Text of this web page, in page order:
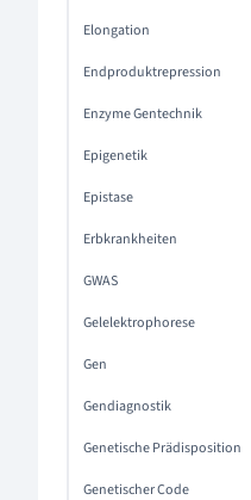
Elongation
Endproduktrepression
Enzyme Gentechnik
Epigenetik
Epistase
Erbkrankheiten
GWAS
Gelelektrophorese
Gen
Gendiagnostik
Genetische Prädisposition
Genetischer Code